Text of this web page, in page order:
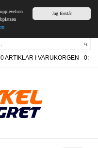
Jag förstår
0 ARTIKLAR I VARUKORGEN - 0:-